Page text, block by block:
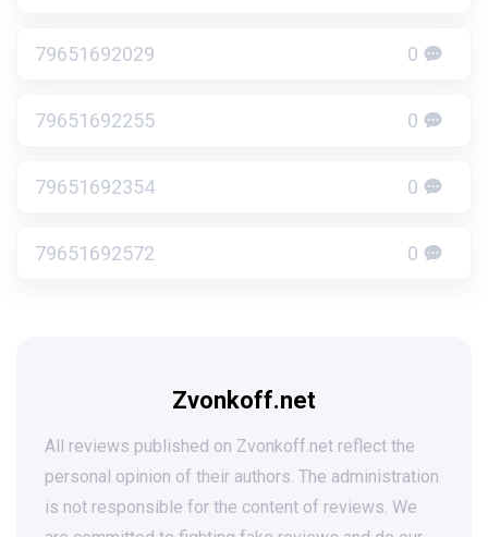
79651692029 0
79651692255 0
79651692354 0
79651692572 0
Zvonkoff.net
All reviews published on Zvonkoff.net reflect the
personal opinion of their authors. The administration
is not responsible for the content of reviews. We